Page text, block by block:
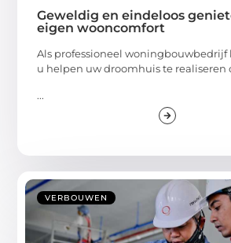
Geweldig en eindeloos
eigen wooncomfort
Als professioneel woningbouwbedrijf
u helpen uw droomhuis te realiseren
...
VERBOUWEN